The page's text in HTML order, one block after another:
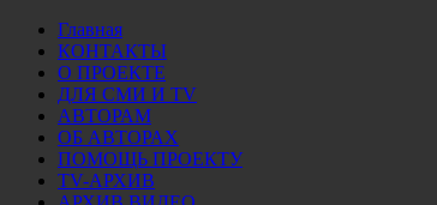
Главная
КОНТАКТЫ
О ПРОЕКТЕ
ДЛЯ СМИ И TV
АВТОРАМ
ОБ АВТОРАХ
ПОМОЩЬ ПРОЕКТУ
TV-АРХИВ